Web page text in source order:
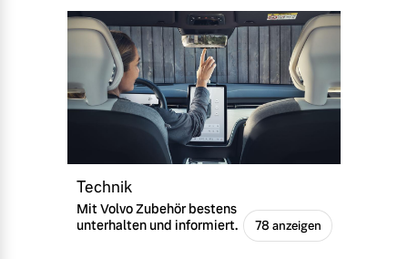
Technik
Mit Volvo Zubehör bestens
unterhalten und informiert.
78 anzeigen